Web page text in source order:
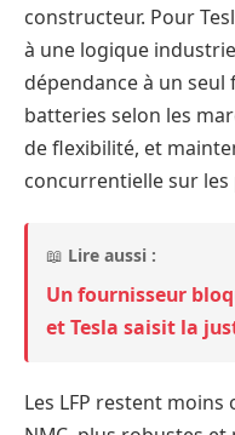
constructeur. Pour
à une logique
dépendance à un
batteries selon les
de flexibilité, et
concurrentielle sur les
📖 Lire aussi :
Un fournisseur
et Tesla saisit la
Les LFP restent